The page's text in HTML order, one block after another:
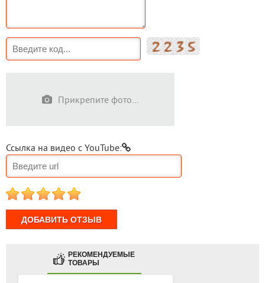
Прикрепите фото...
Ссылка на видео с YouTube:
1 2 3 4 5
РЕКОМЕНДУЕМЫЕ
ТОВАРЫ